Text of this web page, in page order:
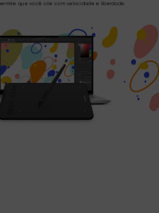
que você crie com velocidade e liberdade.